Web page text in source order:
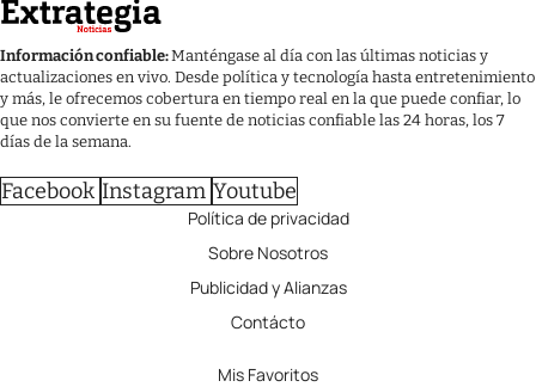
Información confiable:Manténgase al día con las últimas noticias y
actualizaciones en vivo. Desde política y tecnología hasta entretenimiento
y más, le ofrecemos cobertura en tiempo real en la que puede confiar, lo
que nos convierte en su fuente de noticias confiable las 24 horas, los 7
días de la semana.
Facebook Instagram Youtube
Política de privacidad
Sobre Nosotros
Publicidad y Alianzas
Contácto
Mis Favoritos